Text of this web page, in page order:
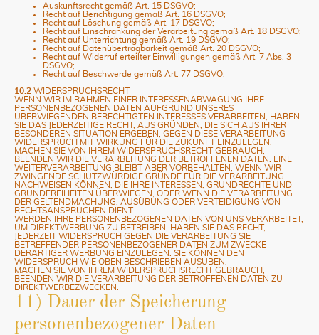
Auskunftsrecht gemäß Art. 15 DSGVO;
Recht auf Berichtigung gemäß Art. 16 DSGVO;
Recht auf Löschung gemäß Art. 17 DSGVO;
Recht auf Einschränkung der Verarbeitung gemäß Art. 18 DSGVO;
Recht auf Unterrichtung gemäß Art. 19 DSGVO;
Recht auf Datenübertragbarkeit gemäß Art. 20 DSGVO;
Recht auf Widerruf erteilter Einwilligungen gemäß Art. 7 Abs. 3
DSGVO;
Recht auf Beschwerde gemäß Art. 77 DSGVO.
10.2 WIDERSPRUCHSRECHT
WENN WIR IM RAHMEN EINER INTERESSENABWÄGUNG IHRE
PERSONENBEZOGENEN DATEN AUFGRUND UNSERES
ÜBERWIEGENDEN BERECHTIGTEN INTERESSES VERARBEITEN, HABEN
SIE DAS JEDERZEITIGE RECHT, AUS GRÜNDEN, DIE SICH AUS IHRER
BESONDEREN SITUATION ERGEBEN, GEGEN DIESE VERARBEITUNG
WIDERSPRUCH MIT WIRKUNG FÜR DIE ZUKUNFT EINZULEGEN.
MACHEN SIE VON IHREM WIDERSPRUCHSRECHT GEBRAUCH,
BEENDEN WIR DIE VERARBEITUNG DER BETROFFENEN DATEN. EINE
WEITERVERARBEITUNG BLEIBT ABER VORBEHALTEN, WENN WIR
ZWINGENDE SCHUTZWÜRDIGE GRÜNDE FÜR DIE VERARBEITUNG
NACHWEISEN KÖNNEN, DIE IHRE INTERESSEN, GRUNDRECHTE UND
GRUNDFREIHEITEN ÜBERWIEGEN, ODER WENN DIE VERARBEITUNG
DER GELTENDMACHUNG, AUSÜBUNG ODER VERTEIDIGUNG VON
RECHTSANSPRÜCHEN DIENT.
WERDEN IHRE PERSONENBEZOGENEN DATEN VON UNS VERARBEITET,
UM DIREKTWERBUNG ZU BETREIBEN, HABEN SIE DAS RECHT,
JEDERZEIT WIDERSPRUCH GEGEN DIE VERARBEITUNG SIE
BETREFFENDER PERSONENBEZOGENER DATEN ZUM ZWECKE
DERARTIGER WERBUNG EINZULEGEN. SIE KÖNNEN DEN
WIDERSPRUCH WIE OBEN BESCHRIEBEN AUSÜBEN.
MACHEN SIE VON IHREM WIDERSPRUCHSRECHT GEBRAUCH,
BEENDEN WIR DIE VERARBEITUNG DER BETROFFENEN DATEN ZU
DIREKTWERBEZWECKEN.
11) Dauer der Speicherung
personenbezogener Daten